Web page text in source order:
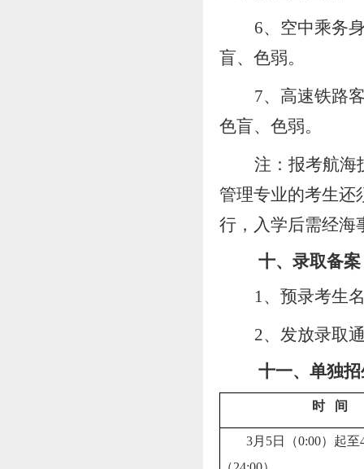
6、 空中乘务
盲、色弱。
7、 高速铁路
色盲、色弱。
注：报考航海
管理专业的考生还
行，入学后需经海
十、录取备案
1、预录考生
2、发放录取
十一、单独
时 间
3月 5日 （0:00） 起至